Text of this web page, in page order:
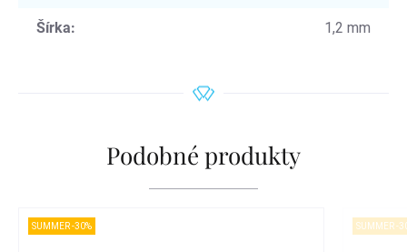
Šírka: 1,2 mm
Podobné produkty
SUMMER -30% SUMMER -